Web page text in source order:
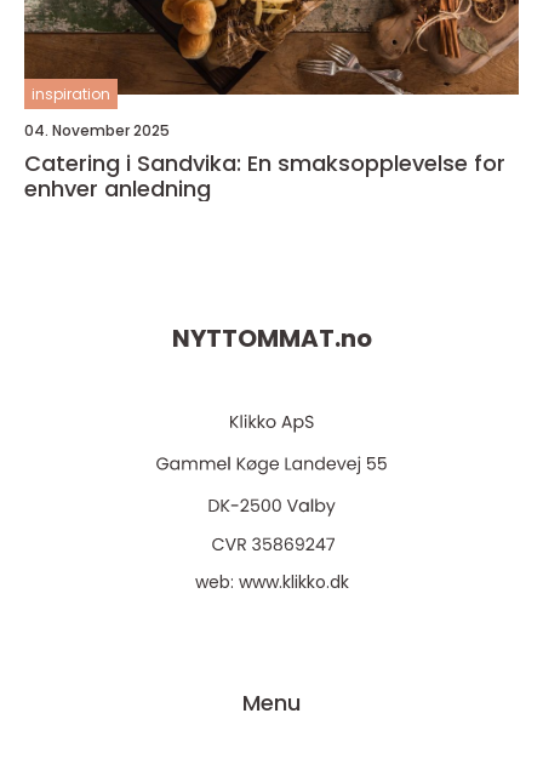
inspiration
04. November 2025
Catering i Sandvika: En smaksopplevelse for
enhver anledning
NYTTOMMAT.no
web: www.klikko.dk
Menu